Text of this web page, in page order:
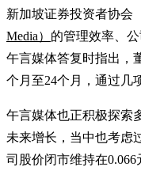
新加坡证券投资者协会
Media） 的管理效率、
午言媒体答复时指出，
个月至24个月，通过几
午言媒体也正积极探索
未来增长，当中也考虑
司股价闭市维持在0.066